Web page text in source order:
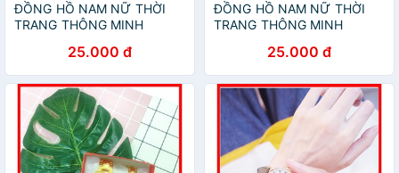
ĐỒNG HỒ NAM NỮ THỜI
TRANG THÔNG MINH
25.000 đ
ĐỒNG HỒ NAM NỮ THỜI
TRANG THÔNG MINH
25.000 đ